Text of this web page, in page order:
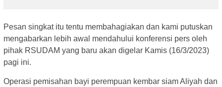
Pesan singkat itu tentu membahagiakan dan kami putuskan
mengabarkan lebih awal mendahului konferensi pers oleh
pihak RSUDAM yang baru akan digelar Kamis (16/3/2023)
pagi ini.
Operasi pemisahan bayi perempuan kembar siam Aliyah dan